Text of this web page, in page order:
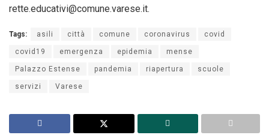
rette.educativi@comune.varese.it.
Tags: asili città comune coronavirus covid
covid19 emergenza epidemia mense
Palazzo Estense pandemia riapertura scuole
servizi Varese